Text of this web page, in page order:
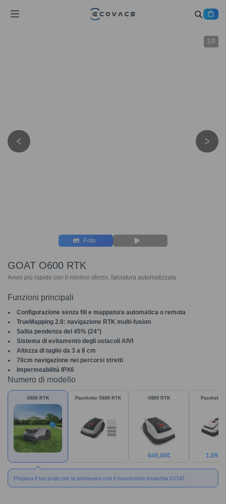
1/9
Foto
GOAT O600 RTK
Avvio più rapido con il minimo sforzo, falciatura automatizzata
Funzioni principali
Configurazione senza fili e mappatura automatica o remota
TrueMapping 2.0: navigazione RTK multi-fusion
Salita pendenza del 45% (24°)
Sistema di evitamento degli ostacoli AIVI
Altezza di taglio da 3 a 8 cm
70cm navigazione nei percorsi stretti
Impermeabilità IPX6
Numero di modello
O600 RTK Pacchetto O600 RTK O800 RTK
649,00€
Pacchetto
Prepara il tuo prato per la primavera con il nuovissimo tosaerba GOAT.